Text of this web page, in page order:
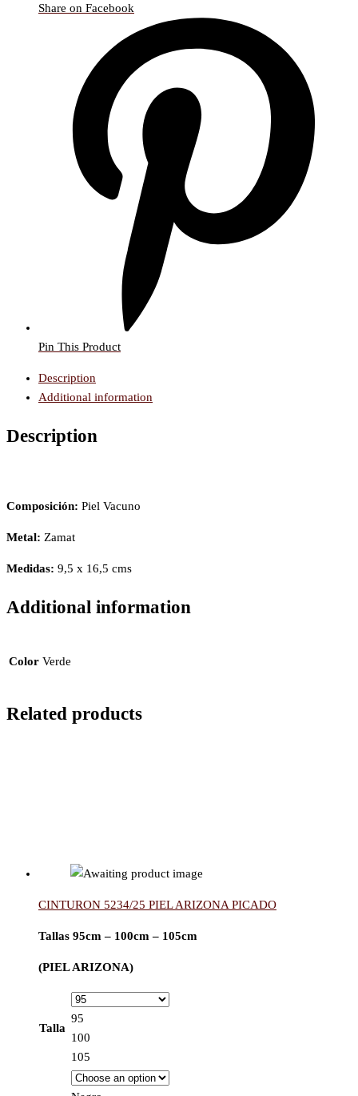
Share on Facebook
Pin This Product
Description
Additional information
Description
Composición: Piel Vacuno
Metal: Zamat
Medidas: 9,5 x 16,5 cms
Additional information
Color Verde
Related products
CINTURON 5234/25 PIEL ARIZONA PICADO
Tallas 95cm – 100cm – 105cm
(PIEL ARIZONA)
Talla
95
100
105